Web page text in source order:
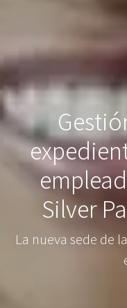
Silver
La nueva sede de